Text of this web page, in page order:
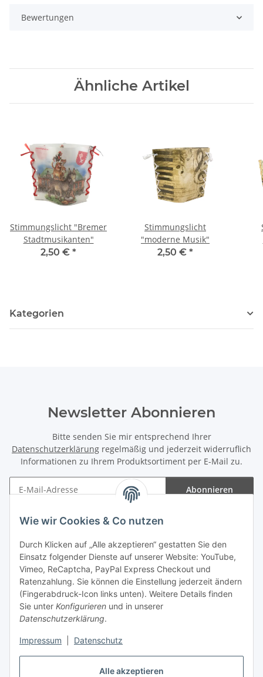
Alle akzeptieren
Wie wir Cookies & Co nutzen
Durch Klicken auf „Alle akzeptieren“ gestatten Sie den
Einsatz folgender Dienste auf unserer Website: YouTube,
Vimeo, ReCaptcha, PayPal Express Checkout und
Ratenzahlung. Sie können die Einstellung jederzeit ändern
(Fingerabdruck-Icon links unten). Weitere Details finden
Sie unter Konfigurieren und in unserer
Datenschutzerklärung.
Impressum Datenschutz
Bewertungen
Ähnliche Artikel
Stimmungslicht "Bremer
Stadtmusikanten"
2,50 € *
Stimmungslicht
"moderne Musik"
2,50 € *
Kategorien
Newsletter Abonnieren
Bitte senden Sie mir entsprechend Ihrer
Datenschutzerklärung regelmäßig und jederzeit widerruflich
Informationen zu Ihrem Produktsortiment per E-Mail zu.
Abonnieren
Gesetzliche Informationen
Vertrag widerrufen